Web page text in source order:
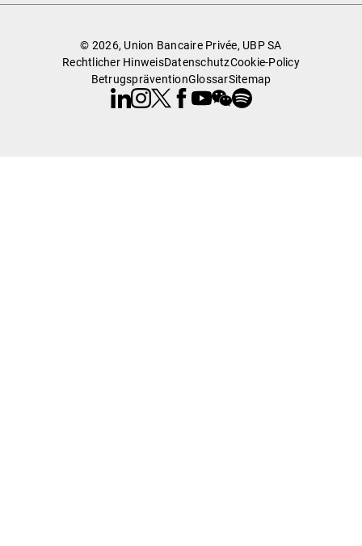
© 2026, Union Bancaire Privée, UBP SA
Rechtlicher HinweisDatenschutzCookie-Policy
BetrugspräventionGlossarSitemap
Linkedin
Instagram
X Facebook
Youtube
WeChat
Spotify